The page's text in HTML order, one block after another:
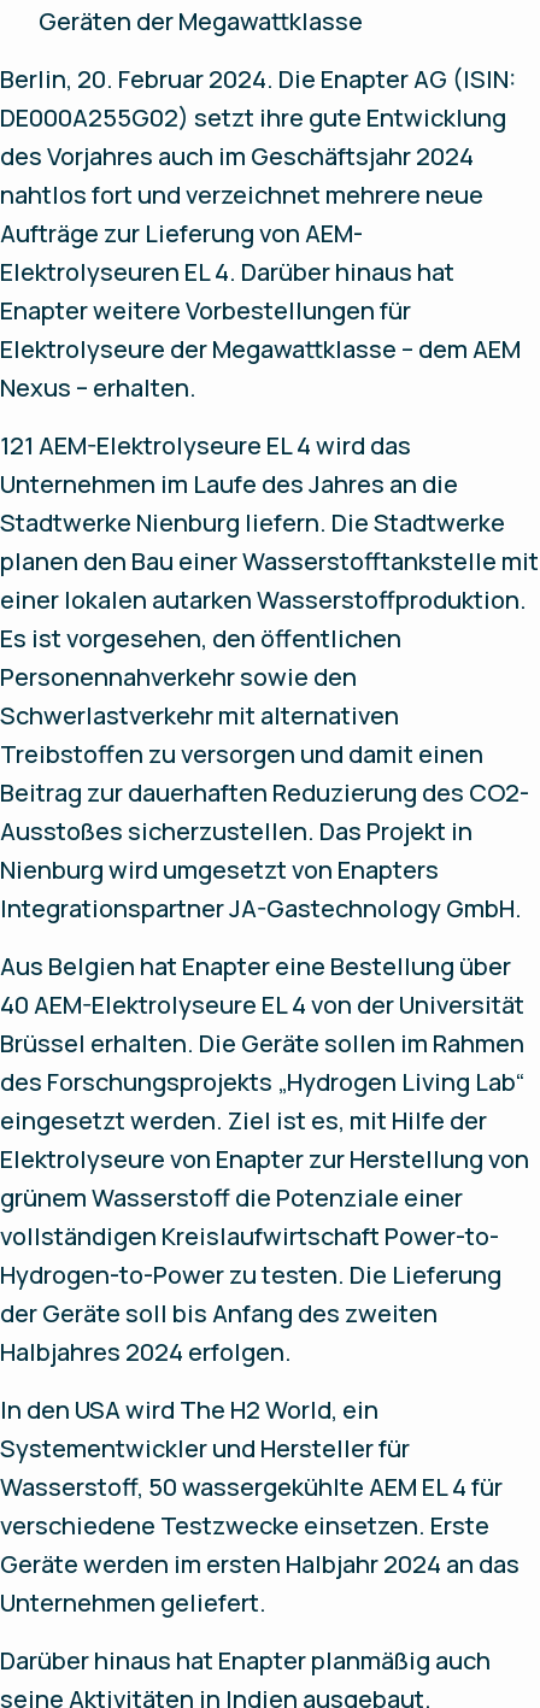
Geräten der Megawattklasse
Berlin, 20. Februar 2024. Die Enapter AG (ISIN:
DE000A255G02) setzt ihre gute Entwicklung
des Vorjahres auch im Geschäftsjahr 2024
nahtlos fort und verzeichnet mehrere neue
Aufträge zur Lieferung von AEM-
Elektrolyseuren EL 4. Darüber hinaus hat
Enapter weitere Vorbestellungen für
Elektrolyseure der Megawattklasse – dem AEM
Nexus – erhalten.
121 AEM-Elektrolyseure EL 4 wird das
Unternehmen im Laufe des Jahres an die
Stadtwerke Nienburg liefern. Die Stadtwerke
planen den Bau einer Wasserstofftankstelle mit
einer lokalen autarken Wasserstoffproduktion.
Es ist vorgesehen, den öffentlichen
Personennahverkehr sowie den
Schwerlastverkehr mit alternativen
Treibstoffen zu versorgen und damit einen
Beitrag zur dauerhaften Reduzierung des CO2-
Ausstoßes sicherzustellen. Das Projekt in
Nienburg wird umgesetzt von Enapters
Integrationspartner JA-Gastechnology GmbH.
Aus Belgien hat Enapter eine Bestellung über
40 AEM-Elektrolyseure EL 4 von der Universität
Brüssel erhalten. Die Geräte sollen im Rahmen
des Forschungsprojekts „Hydrogen Living Lab“
eingesetzt werden. Ziel ist es, mit Hilfe der
Elektrolyseure von Enapter zur Herstellung von
grünem Wasserstoff die Potenziale einer
vollständigen Kreislaufwirtschaft Power-to-
Hydrogen-to-Power zu testen. Die Lieferung
der Geräte soll bis Anfang des zweiten
Halbjahres 2024 erfolgen.
In den USA wird The H2 World, ein
Systementwickler und Hersteller für
Wasserstoff, 50 wassergekühlte AEM EL 4 für
verschiedene Testzwecke einsetzen. Erste
Geräte werden im ersten Halbjahr 2024 an das
Unternehmen geliefert.
Darüber hinaus hat Enapter planmäßig auch
seine Aktivitäten in Indien ausgebaut.